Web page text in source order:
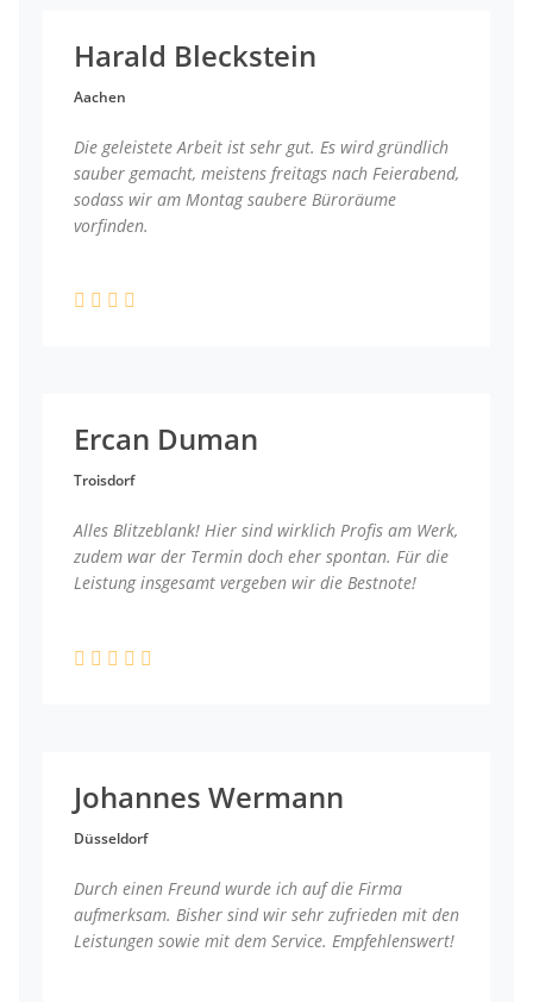
Harald Bleckstein
Aachen
Die geleistete Arbeit ist sehr gut. Es wird gründlich
sauber gemacht, meistens freitags nach Feierabend,
sodass wir am Montag saubere Büroräume
vorfinden.
Ercan Duman
Troisdorf
Alles Blitzeblank! Hier sind wirklich Profis am Werk,
zudem war der Termin doch eher spontan. Für die
Leistung insgesamt vergeben wir die Bestnote!
Johannes Wermann
Düsseldorf
Durch einen Freund wurde ich auf die Firma
aufmerksam. Bisher sind wir sehr zufrieden mit den
Leistungen sowie mit dem Service. Empfehlenswert!